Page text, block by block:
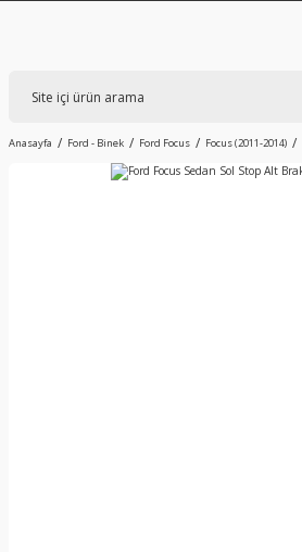
Anasayfa Ford - Binek Ford Focus Focus (2011-2014)